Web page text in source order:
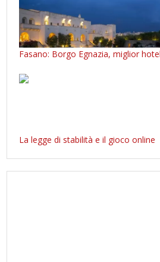
Fasano: Borgo Egnazia, miglior
La legge di stabilità e il gioco online